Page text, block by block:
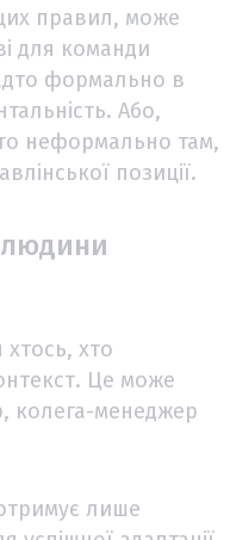
правил, може
для команди
формально в
Або,
неформально там,
позиції.
людини
хто
Це може
колега-менеджер
лише